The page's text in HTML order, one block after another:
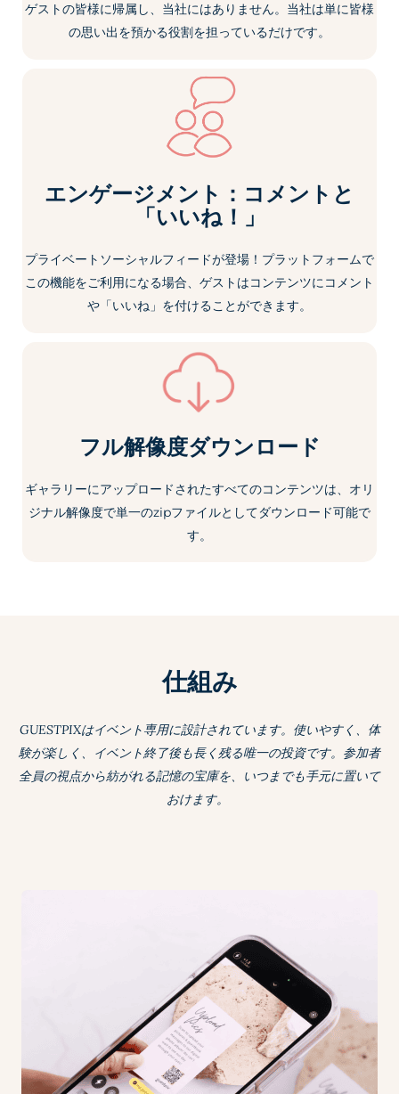
フル解像度ダウンロード
ギャラリーにアップロードされたすべてのコンテンツは、オリ
ジナル解像度で単一のzipファイルとしてダウンロード可能で
す。
エンゲージメント：コメントと
「いいね！」
プライベートソーシャルフィードが登場！プラットフォームで
この機能をご利用になる場合、ゲストはコンテンツにコメント
や「いいね」を付けることができます。
ゲストの皆様に帰属し、当社にはありません。当社は単に皆様
の思い出を預かる役割を担っているだけです。
仕組み
GUESTPIXはイベント専用に設計されています。使いやすく、体
験が楽しく、イベント終了後も長く残る唯一の投資です。参加者
全員の視点から紡がれる記憶の宝庫を、いつまでも手元に置いて
おけます。